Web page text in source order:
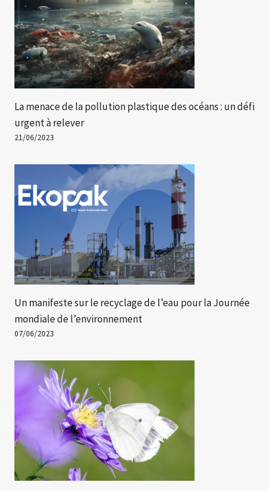
La menace de la pollution plastique des océans : un défi
urgent à relever
21/06/2023
Un manifeste sur le recyclage de l’eau pour la Journée
mondiale de l’environnement
07/06/2023